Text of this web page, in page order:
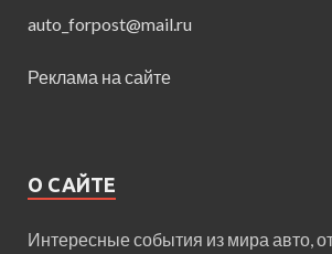
auto_forpost@mail.ru
Реклама на сайте
О САЙТЕ
Интересные события из мира авто,